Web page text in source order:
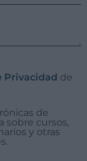
Privacidad de
de
sobre cursos,
y otras